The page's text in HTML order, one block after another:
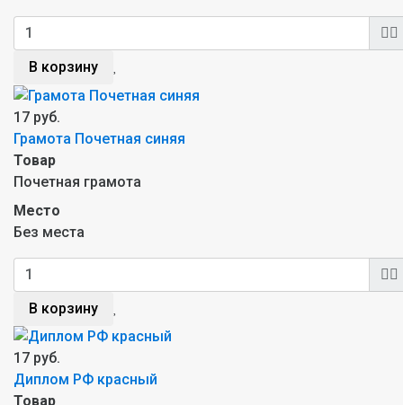
В корзину
17 руб.
Грамота Почетная синяя
Товар
Почетная грамота
Место
Без места
В корзину
17 руб.
Диплом РФ красный
Товар